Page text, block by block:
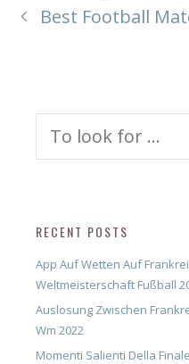
Best Football
RECENT POSTS
App Auf Wetten Auf
Weltmeisterschaft Fußball
Auslosung Zwischen
Wm 2022
Momenti Salienti Della